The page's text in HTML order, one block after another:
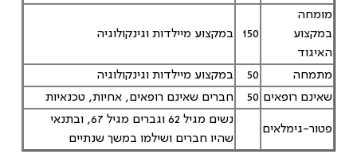
מומחה
במקצוע
האיגוד
150 במקצוע מיילדות וגינקולוגיה
מתמחה 50
במקצוע מיילדות וגינקולוגיה
שאינם רופאים 50 חברים שאינם רופאים, אחיות, טכנאיות
פטור-גימלאים
נשים מגיל 62 וגברים מגיל 67, ובתנאי
שהיו חברים ושילמו במשך שנתיים